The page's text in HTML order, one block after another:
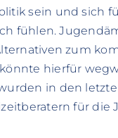
sein und sich
fühlen.
zum
hierfür
in den
für die